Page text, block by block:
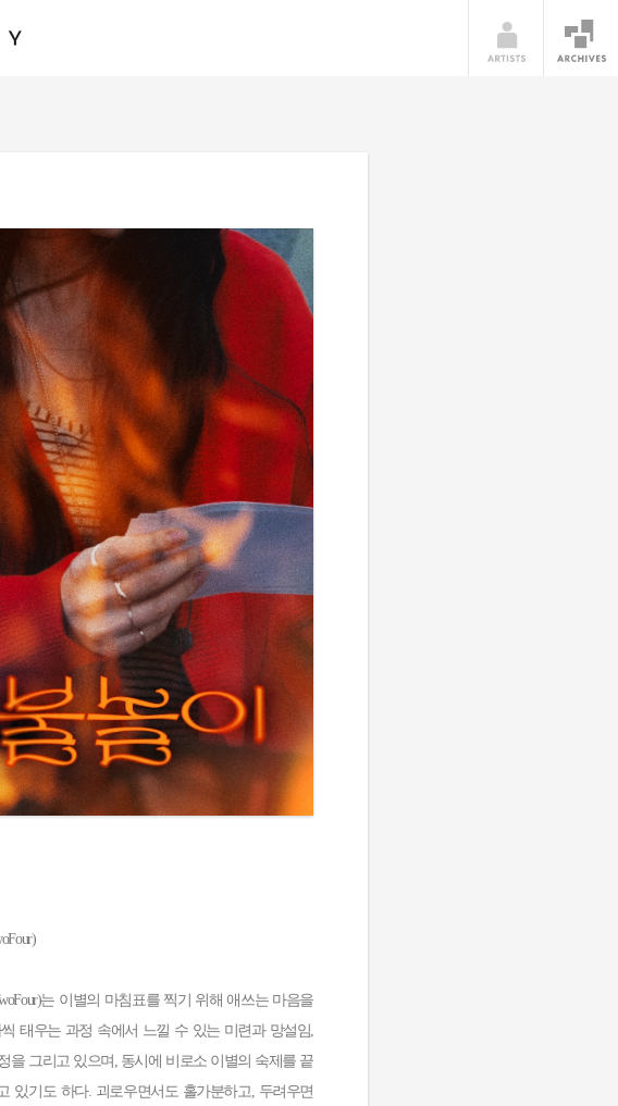
는 이별의 마침표를 찍기 위해 애쓰는 마음을
태우는 과정 속에서 느낄 수 있는 미련과 망설임,
을 그리고 있으며, 동시에 비로소 이별의 숙제를 끝
있기도 하다. 괴로우면서도 홀가분하고, 두려우면